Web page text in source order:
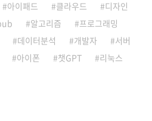
아이패드 클라우드
디자인
알고리즘
프로그래밍
데이터분석 개발자
서버
아이폰 챗GPT 리눅스